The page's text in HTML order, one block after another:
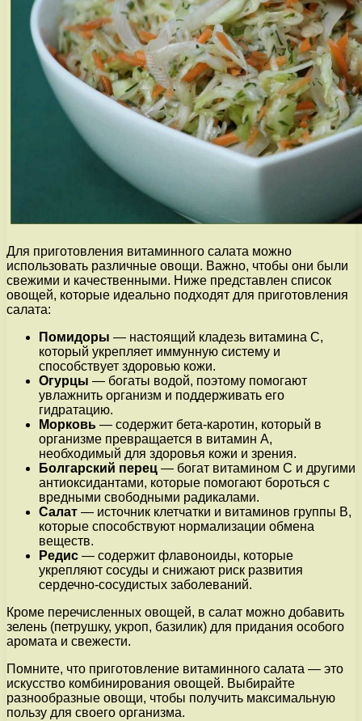
Для приготовления витаминного салата можно
использовать различные овощи. Важно, чтобы они были
свежими и качественными. Ниже представлен список
овощей, которые идеально подходят для приготовления
салата:
Помидоры — настоящий кладезь витамина С,
который укрепляет иммунную систему и
способствует здоровью кожи.
Огурцы — богаты водой, поэтому помогают
увлажнить организм и поддерживать его
гидратацию.
Морковь — содержит бета-каротин, который в
организме превращается в витамин А,
необходимый для здоровья кожи и зрения.
Болгарский перец — богат витамином C и другими
антиоксидантами, которые помогают бороться с
вредными свободными радикалами.
Салат — источник клетчатки и витаминов группы В,
которые способствуют нормализации обмена
веществ.
Редис — содержит флавоноиды, которые
укрепляют сосуды и снижают риск развития
сердечно-сосудистых заболеваний.
Кроме перечисленных овощей, в салат можно добавить
зелень (петрушку, укроп, базилик) для придания особого
аромата и свежести.
Помните, что приготовление витаминного салата — это
искусство комбинирования овощей. Выбирайте
разнообразные овощи, чтобы получить максимальную
пользу для своего организма.